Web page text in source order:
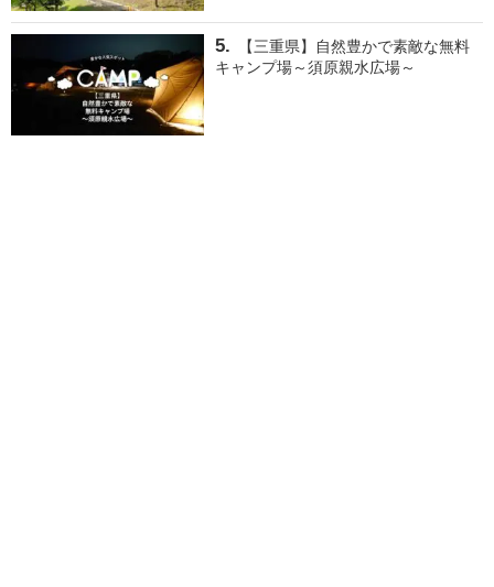
【三重県】自然豊かで素敵な無料
キャンプ場～須原親水広場～